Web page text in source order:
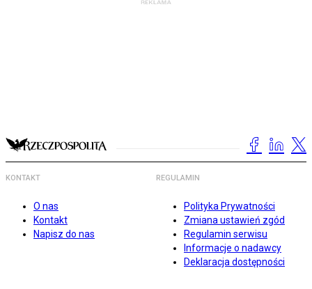
KONTAKT
O nas
Kontakt
Napisz do nas
REGULAMIN
Polityka Prywatności
Zmiana ustawień zgód
Regulamin serwisu
Informacje o nadawcy
Deklaracja dostępności